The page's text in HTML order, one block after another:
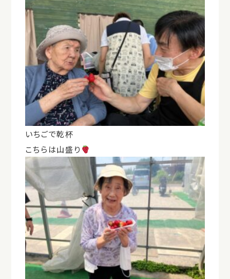
いちごで乾杯
こちらは山盛り